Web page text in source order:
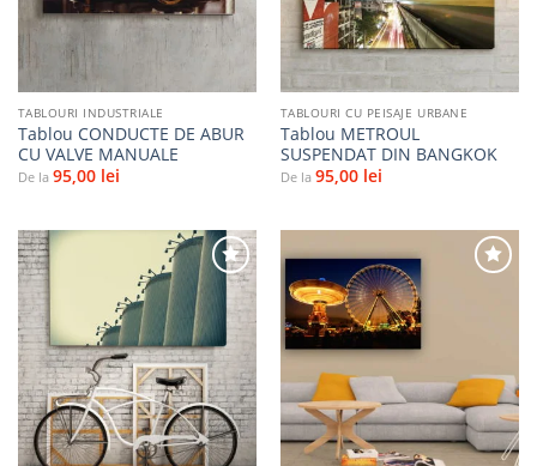
TABLOURI INDUSTRIALE
Tablou CONDUCTE DE ABUR
CU VALVE MANUALE
De la 95,00 lei
TABLOURI CU PEISAJE URBANE
Tablou METROUL
SUSPENDAT DIN BANGKOK
De la 95,00 lei
Adaugă
la
favorite